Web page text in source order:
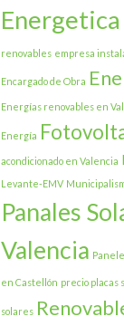
Energetica
renovables empresa
Encargado de Obra
Energías renovables en
Energía
acondicionado en Valencia
Levante-EMV
Panales
Valencia
en Castellón precio placas
solares